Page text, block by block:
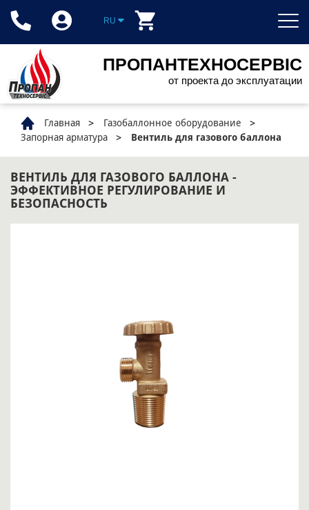
ПРОПАНТЕХНОСЕРВІС
от проекта до эксплуатации
RU
Главная
Газобаллонное оборудование
Запорная арматура
Вентиль для газового баллона
ВЕНТИЛЬ ДЛЯ ГАЗОВОГО БАЛЛОНА -
ЭФФЕКТИВНОЕ РЕГУЛИРОВАНИЕ И
БЕЗОПАСНОСТЬ